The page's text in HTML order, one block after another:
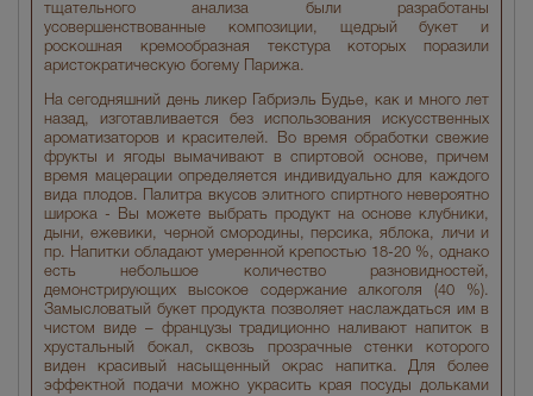
тщательного анализа были разработаны
усовершенствованные композиции, щедрый букет и
роскошная кремообразная текстура которых поразили
аристократическую богему Парижа.
На сегодняшний день ликер Габриэль Будье, как и много лет
назад, изготавливается без использования искусственных
ароматизаторов и красителей. Во время обработки свежие
фрукты и ягоды вымачивают в спиртовой основе, причем
время мацерации определяется индивидуально для каждого
вида плодов. Палитра вкусов элитного спиртного невероятно
широка - Вы можете выбрать продукт на основе клубники,
дыни, ежевики, черной смородины, персика, яблока, личи и
пр. Напитки обладают умеренной крепостью 18-20 %, однако
есть небольшое количество разновидностей,
демонстрирующих высокое содержание алкоголя (40 %).
Замысловатый букет продукта позволяет наслаждаться им в
чистом виде – французы традиционно наливают напиток в
хрустальный бокал, сквозь прозрачные стенки которого
виден красивый насыщенный окрас напитка. Для более
эффектной подачи можно украсить края посуды дольками